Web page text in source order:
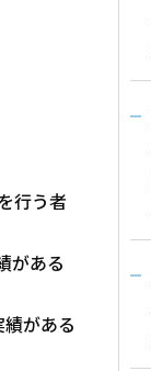
行う者
がある
がある